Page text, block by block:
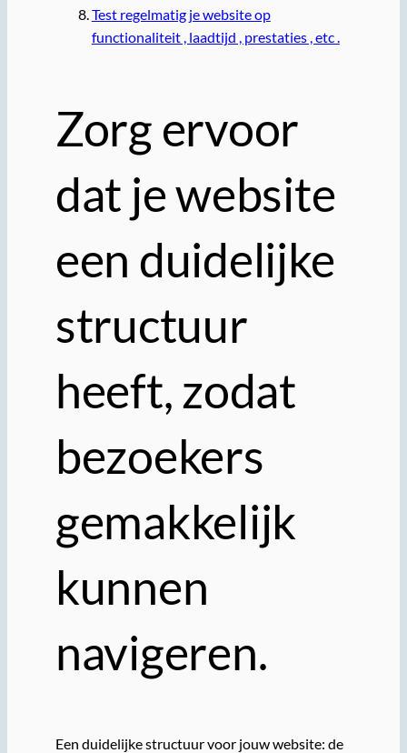
Test regelmatig je website op
functionaliteit , laadtijd , prestaties , etc .
Zorg ervoor
dat je website
een duidelijke
structuur
heeft, zodat
bezoekers
gemakkelijk
kunnen
navigeren.
Een duidelijke structuur voor jouw website: de